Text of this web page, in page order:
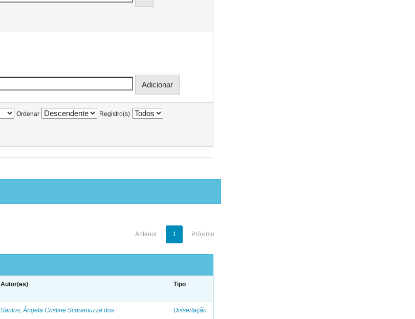
Ordenar Registro(s)
Anterior 1 Próximo
Autor(es) Tipo
Santos, Ângela Cristine Scaramuzza dos Dissertação